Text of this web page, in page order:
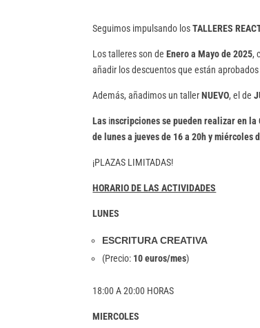
Seguimos impulsando losTALLERES
Los talleres son deEnero a Mayo de 2025,
añadir los descuentos que están
Además, añadimos un tallerNUEVO, el de
Las inscripciones se pueden realizar en
de lunes a jueves de 16 a 20h y miércoles
¡PLAZAS LIMITADAS!
HORARIO DE LAS ACTIVIDADES
LUNES
ESCRITURA CREATIVA
(Precio: 10 euros/mes)
18:00 A 20:00 HORAS
MIERCOLES